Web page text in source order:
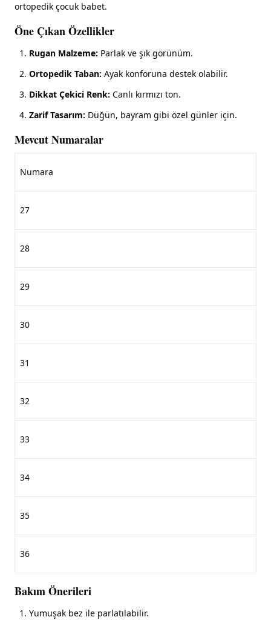
ortopedik çocuk babet.
Öne Çıkan Özellikler
Rugan Malzeme: Parlak ve şık görünüm.
Ortopedik Taban: Ayak konforuna destek olabilir.
Dikkat Çekici Renk: Canlı kırmızı ton.
Zarif Tasarım: Düğün, bayram gibi özel günler için.
Mevcut Numaralar
Numara
27
28
29
30
31
32
33
34
35
36
Bakım Önerileri
Yumuşak bez ile parlatılabilir.